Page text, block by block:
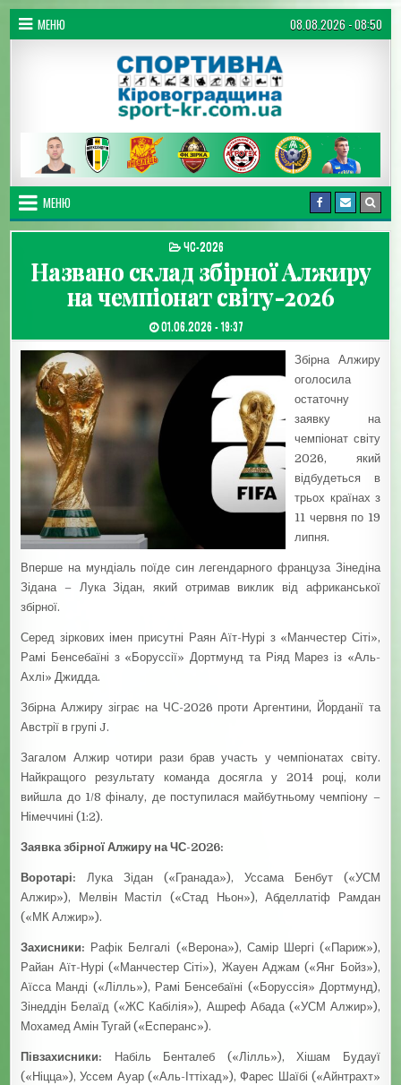
Перейти до вмісту
МЕНЮ 08.08.2026 - 08:50
Спортивна Кіровоградщина
МЕНЮ
ОПУБЛІКУВАТИ В
ЧС-2026
Названо склад збірної Алжиру
на чемпіонат світу-2026
ДАТА ЗАПИСИ:
01.06.2026 - 19:37
Збірна Алжиру
оголосила
остаточну
заявку на
чемпіонат світу
2026, який
відбудеться в
трьох країнах з
11 червня по 19
липня.
Вперше на мундіаль поїде син легендарного француза Зінедіна
Зідана – Лука Зідан, який отримав виклик від африканської
збірної.
Серед зіркових імен присутні Раян Аїт-Нурі з «Манчестер Сіті»,
Рамі Бенсебаїні з «Боруссії» Дортмунд та Ріяд Марез із «Аль-
Ахлі» Джидда.
Збірна Алжиру зіграє на ЧС-2026 проти Аргентини, Йорданії та
Австрії в групі J.
Загалом Алжир чотири рази брав участь у чемпіонатах світу.
Найкращого результату команда досягла у 2014 році, коли
вийшла до 1/8 фіналу, де поступилася майбутньому чемпіону –
Німеччині (1:2).
Заявка збірної Алжиру на ЧС-2026:
Воротарі:Лука Зідан («Гранада»), Уссама Бенбут («УСМ
Алжир»), Мелвін Мастіл («Стад Ньон»), Абделлатіф Рамдан
(«МК Алжир»).
Захисники: Рафік Белгалі («Верона»), Самір Шергі («Париж»),
Райан Аїт-Нурі («Манчестер Сіті»), Жауен Аджам («Янг Бойз»),
Аїсса Манді («Лілль»), Рамі Бенсебаїні («Боруссія» Дортмунд),
Зінеддін Белаїд («ЖС Кабілія»), Ашреф Абада («УСМ Алжир»),
Мохамед Амін Тугай («Есперанс»).
Півзахисники:
Набіль Бенталеб («Лілль»), Хішам Будауї
(«Ніцца»), Уссем Ауар («Аль-Іттіхад»), Фарес Шаїбі («Айнтрахт»